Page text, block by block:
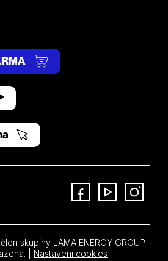
skupiny LAMA ENERGY GROUP
| Nastavení cookies